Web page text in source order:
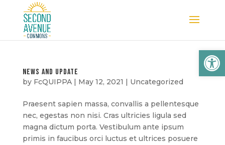
news and update
by FcQUIPPA| May 12, 2021 | Uncategorized
Praesent sapien massa, convallis a pellentesque
nec, egestas non nisi. Cras ultricies ligula sed
magna dictum porta. Vestibulum ante ipsum
primis in faucibus orci luctus et ultrices posuere